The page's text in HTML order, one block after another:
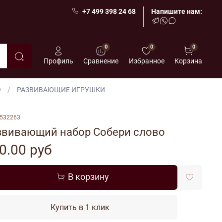
+7 499 398 24 68 Напишите нам:
Профиль
0
Сравнение
0
Избранное
0
Корзина
РАЗВИВАЮЩИЕ ИГРУШКИ
набор Собери слово
руб
В корзину
Купить в 1 клик